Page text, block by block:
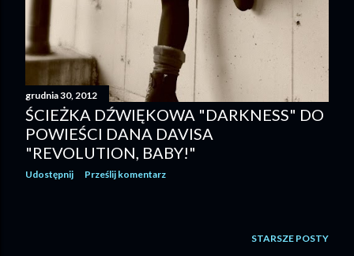
grudnia 30, 2012
ŚCIEŻKA DŹWIĘKOWA "DARKNESS" DO
POWIEŚCI DANA DAVISA
"REVOLUTION, BABY!"
Udostępnij Prześlij komentarz
STARSZE POSTY